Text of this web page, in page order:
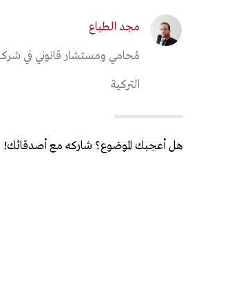
مجد الطباع
مُحامي ومستشار قانوني في شركة
التركية
هل أعجبك الموضوع؟ شاركه مع أصدقائك!